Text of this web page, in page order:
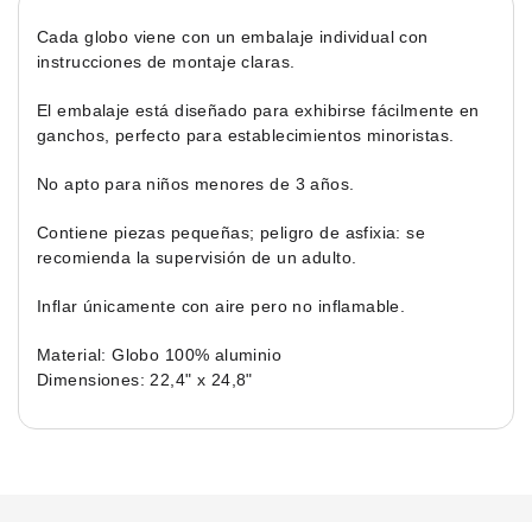
Cada globo viene con un embalaje individual con
instrucciones de montaje claras.
El embalaje está diseñado para exhibirse fácilmente en
ganchos, perfecto para establecimientos minoristas.
No apto para niños menores de 3 años.
Contiene piezas pequeñas; peligro de asfixia: se
recomienda la supervisión de un adulto.
Inflar únicamente con aire pero no inflamable.
Material: Globo 100% aluminio
Dimensiones: 22,4" x 24,8"